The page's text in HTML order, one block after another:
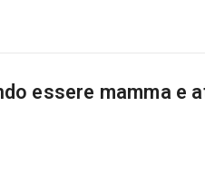
essere mamma e